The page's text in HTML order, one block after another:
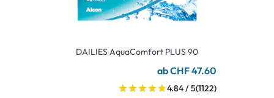
DAILIES AquaComfort PLUS 90
ab CHF 47.60
4.84 / 5(1122)